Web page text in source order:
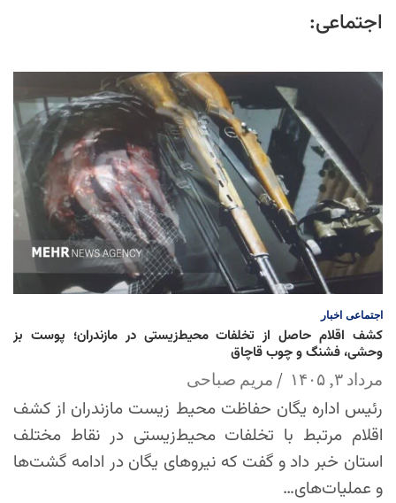
اجتماعی:
اجتماعی اخبار
کشف اقلام حاصل از تخلفات محیط‌زیستی در مازندران؛ پوست بز
وحشی، فشنگ و چوب قاچاق
مرداد ۳, ۱۴۰۵ مریم صباحی
رئیس اداره یگان حفاظت محیط زیست مازندران از کشف
اقلام مرتبط با تخلفات محیط‌زیستی در نقاط مختلف
استان خبر داد و گفت که نیروهای یگان در ادامه گشت‌ها
و عملیات‌های…